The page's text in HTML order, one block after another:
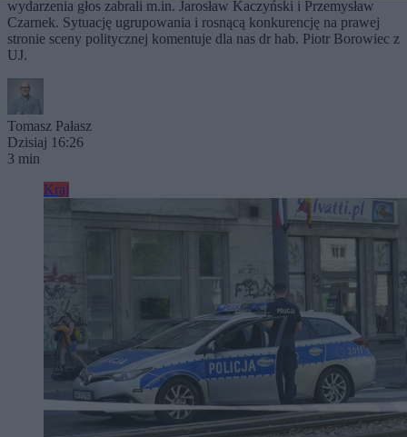
wydarzenia głos zabrali m.in. Jarosław Kaczyński i Przemysław
Czarnek. Sytuację ugrupowania i rosnącą konkurencję na prawej
stronie sceny politycznej komentuje dla nas dr hab. Piotr Borowiec z
UJ.
Tomasz Pałasz
Dzisiaj 16:26
3 min
Kraj